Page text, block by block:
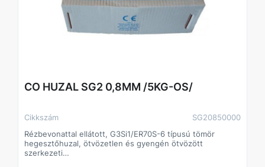
CO HUZAL SG2 0,8MM /5KG-OS/
Cikkszám
SG20850000
Rézbevonattal ellátott, G3Si1/ER70S-6 típusú tömör
hegesztőhuzal, ötvözetlen és gyengén ötvözött
szerkezeti